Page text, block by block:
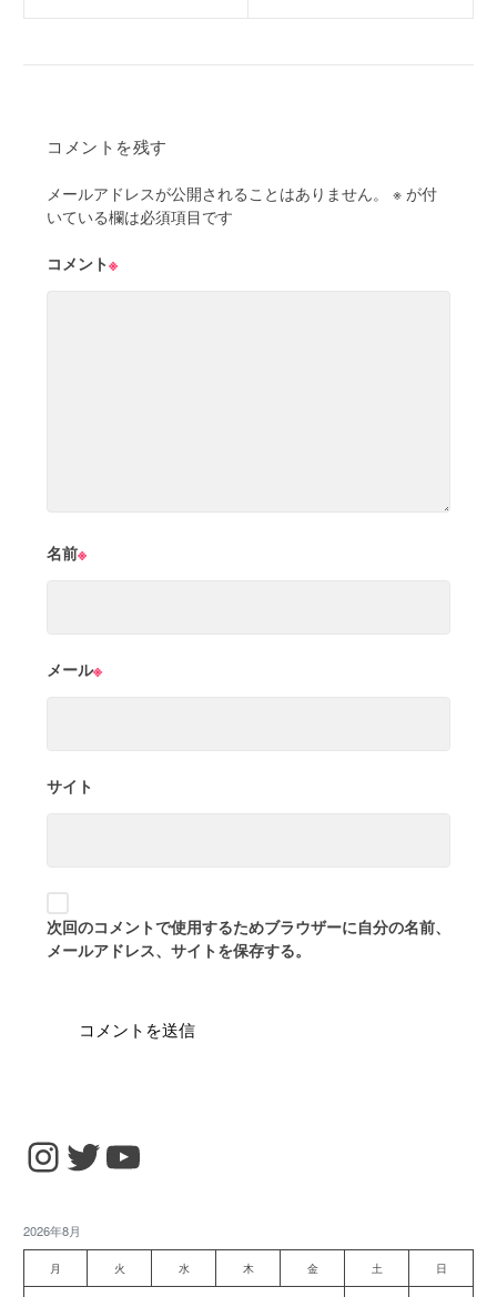
コメントを残す
メールアドレスが公開されることはありません。 ※ が付
いている欄は必須項目です
コメント※
名前※
メール※
サイト
次回のコメントで使用するためブラウザーに自分の名前、
メールアドレス、サイトを保存する。
Instagram
TwitterYouTube
2026年8月
月 火 水 木 金 土 日